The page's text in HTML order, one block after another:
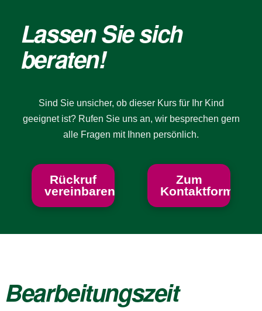
Lassen Sie sich
beraten!
Sind Sie unsicher, ob dieser Kurs für Ihr Kind
geeignet ist? Rufen Sie uns an, wir besprechen gern
alle Fragen mit Ihnen persönlich.
Rückruf
vereinbaren
Zum
Kontaktformular
Bearbeitungszeit